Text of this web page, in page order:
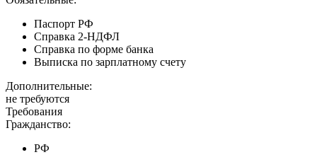
Паспорт РФ
Справка 2-НДФЛ
Справка по форме банка
Выписка по зарплатному счету
Дополнительные:
не требуются
Требования
Гражданство:
РФ